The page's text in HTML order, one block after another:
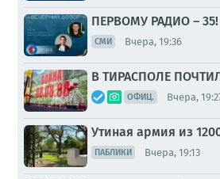
ПЕРВОМУ РАДИО –
СМИ Вчера, 19:36
В ТИРАСПОЛЕ
ОФИЦ. Вчера,
Утиная армия из
ПАБЛИКИ Вчера, 19:13